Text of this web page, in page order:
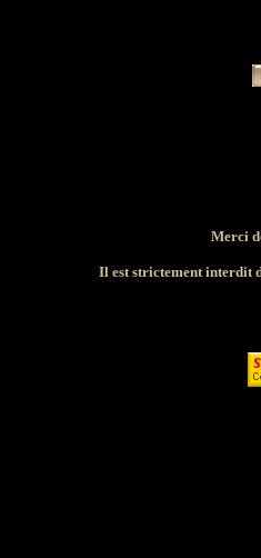
Merci
Il est strictement interdit